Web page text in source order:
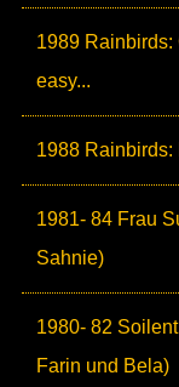
1989 Rainbirds:
easy...
1988 Rainbirds:
1981- 84 Frau
Sahnie)
1980- 82
Farin und Bela)